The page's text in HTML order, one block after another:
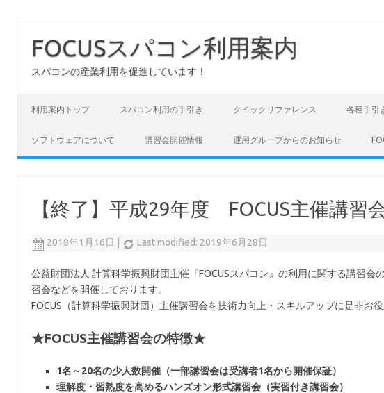
FOCUSスパコン利用案内
スパコンの産業利用を促進しています！
利用案内トップ スパコン利用の手引き クイックリファレンス 各種手引
ソフトウェアについて 講習会開催情報 運用グループからのお知らせ
【終了】平成29年度 FOCUS主催講習
2018年1月16日 Last modified: 2019年6月28日
公益財団法人 計算科学振興財団主催『FOCUSスパコン』の利用に関する講習
習会などを開催しております。
FOCUS（計算科学振興財団）主催講習会を技術力向上・スキルアップに是非お役
★FOCUS主催講習会の特徴★
1名～20名の少人数開催（一部講習会は受講者1名から開催保証）
理解度・習熟度を高めるハンズオン形式講習会（実習付き講習会）